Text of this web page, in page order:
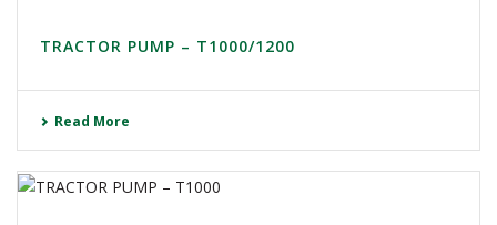
TRACTOR PUMP – T1000/1200
Read More